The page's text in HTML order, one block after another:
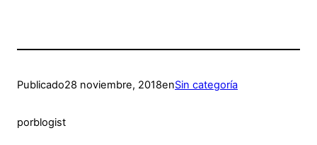
Publicado28 noviembre, 2018enSin categoría
porblogist